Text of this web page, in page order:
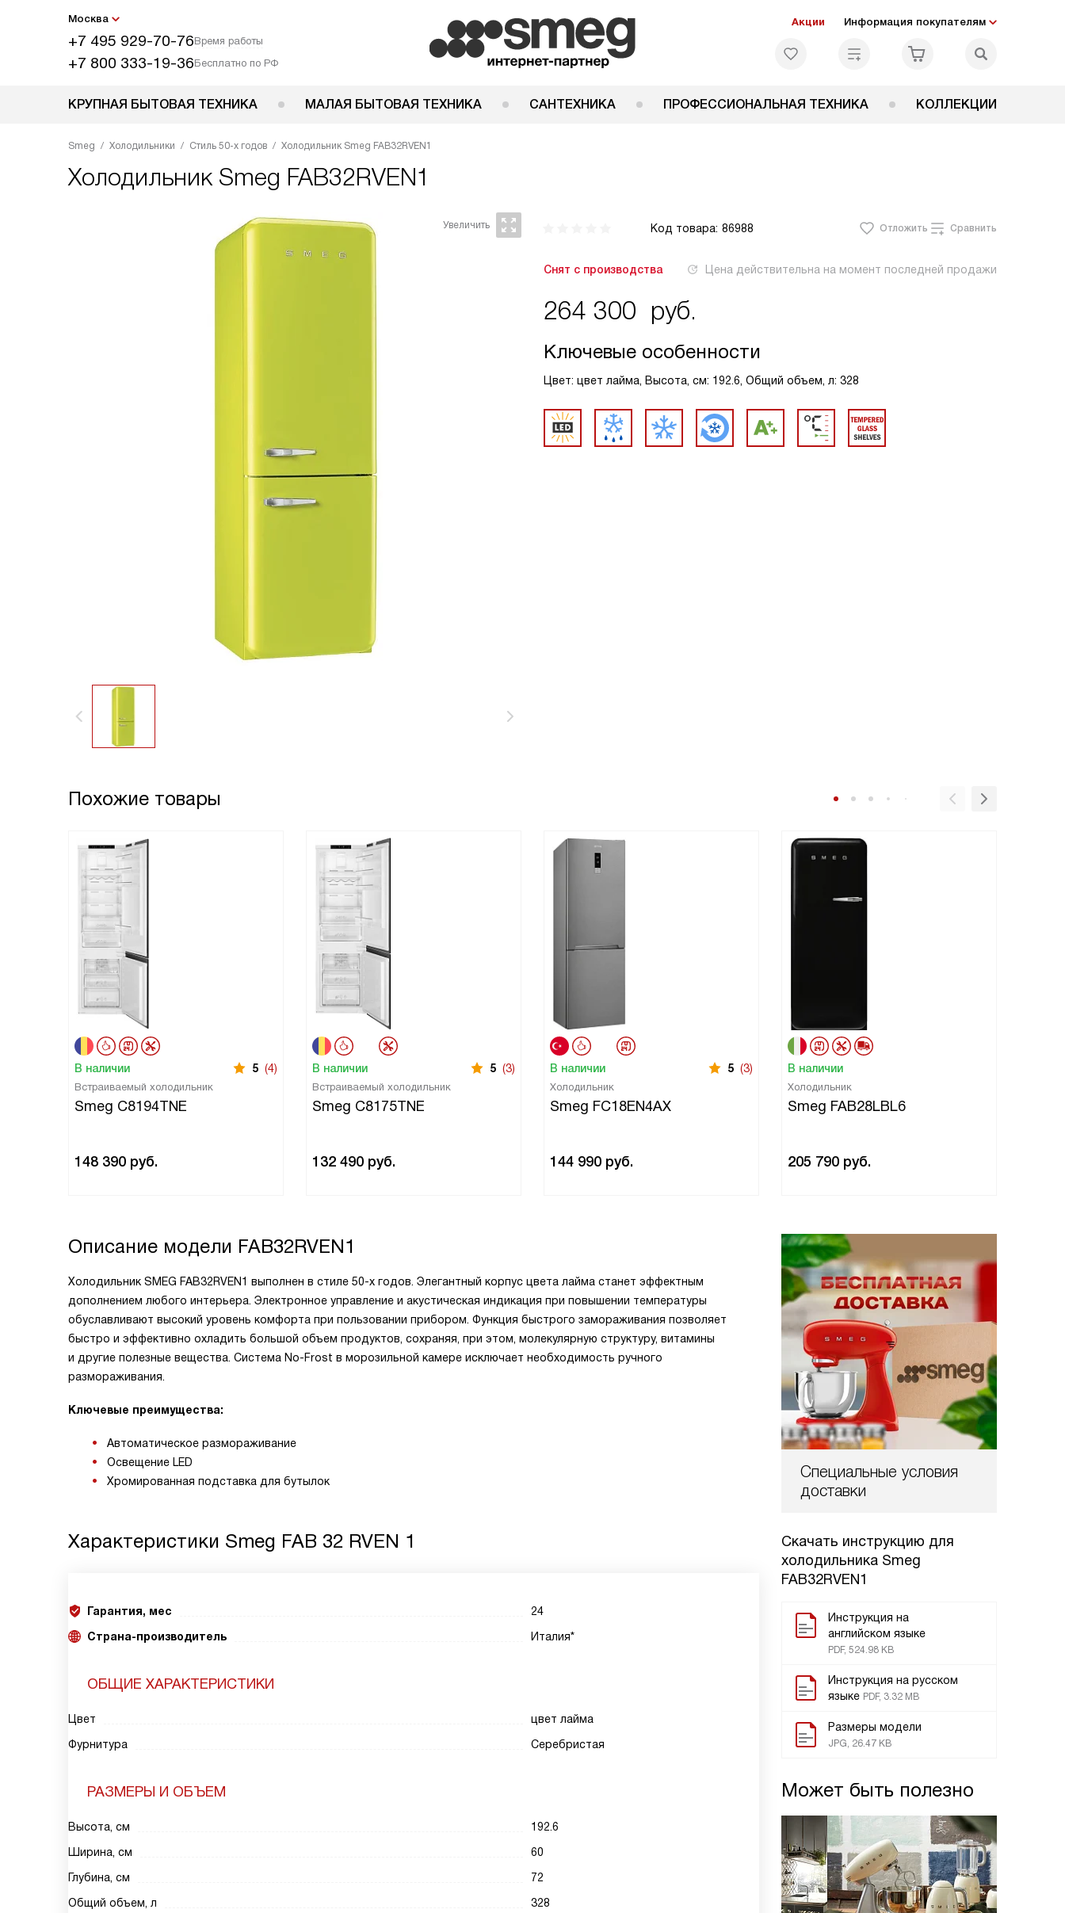
Москва
+7 495 929-70-76Время работы
+7 800 333-19-36Бесплатно по РФ
Акции Информация покупателям
КРУПНАЯ БЫТОВАЯ ТЕХНИКА МАЛАЯ БЫТОВАЯ ТЕХНИКА САНТЕХНИКА ПРОФЕССИОНАЛЬНАЯ ТЕХНИКА КОЛЛЕКЦИИ
Smeg Холодильники Стиль 50-х годов Холодильник Smeg FAB32RVEN1
Холодильник Smeg FAB32RVEN1
Код товара: 86988 Отложить Сравнить
Снят с производства Цена действительна на момент последней продажи
264 300 руб.
Ключевые особенности
Цвет: цвет лайма, Высота, см: 192.6, Общий объем, л: 328
Похожие товары
В наличии 5 (4)
Встраиваемый холодильник
Smeg C8194TNE
148 390 руб.
В наличии 5 (3)
Встраиваемый холодильник
Smeg C8175TNE
132 490 руб.
В наличии 5 (3)
Холодильник
Smeg FC18EN4AX
144 990 руб.
В наличии
Холодильник
Smeg FAB28LBL6
205 790 руб.
Специальные условия
доставки
Скачать инструкцию для
холодильника Smeg
FAB32RVEN1
Инструкция на
английском языке
PDF, 524.98 KB
Инструкция на русском
языке PDF, 3.32 MB
Размеры модели
JPG, 26.47 KB
Может быть полезно
Описание модели FAB32RVEN1
Холодильник SMEG FAB32RVEN1 выполнен в стиле 50-х годов. Элегантный корпус цвета лайма станет эффектным
дополнением любого интерьера. Электронное управление и акустическая индикация при повышении температуры
обуславливают высокий уровень комфорта при пользовании прибором. Функция быстрого замораживания позволяет
быстро и эффективно охладить большой объем продуктов, сохраняя, при этом, молекулярную структуру, витамины
и другие полезные вещества. Система No-Frost в морозильной камере исключает необходимость ручного
размораживания.
Ключевые преимущества:
Автоматическое размораживание
Освещение LED
Хромированная подставка для бутылок
Характеристики Smeg FAB 32 RVEN 1
Гарантия, мес
24
Страна-производитель
Италия*
ОБЩИЕ ХАРАКТЕРИСТИКИ
Цвет
цвет лайма
Фурнитура
Серебристая
РАЗМЕРЫ И ОБЪЕМ
Высота, см
192.6
Ширина, см
60
Глубина, см
72
Общий объем, л
328